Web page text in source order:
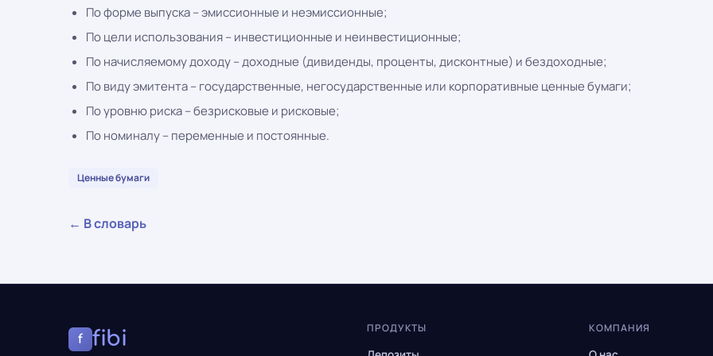
По форме выпуска – эмиссионные и неэмиссионные;
По цели использования – инвестиционные и неинвестиционные;
По начисляемому доходу – доходные (дивиденды, проценты, дисконтные) и бездоходные;
По виду эмитента – государственные, негосударственные или корпоративные ценные бумаги;
По уровню риска – безрисковые и рисковые;
По номиналу – переменные и постоянные.
Ценные бумаги
← В словарь
f fibi ПРОДУКТЫ КОМПАНИЯ